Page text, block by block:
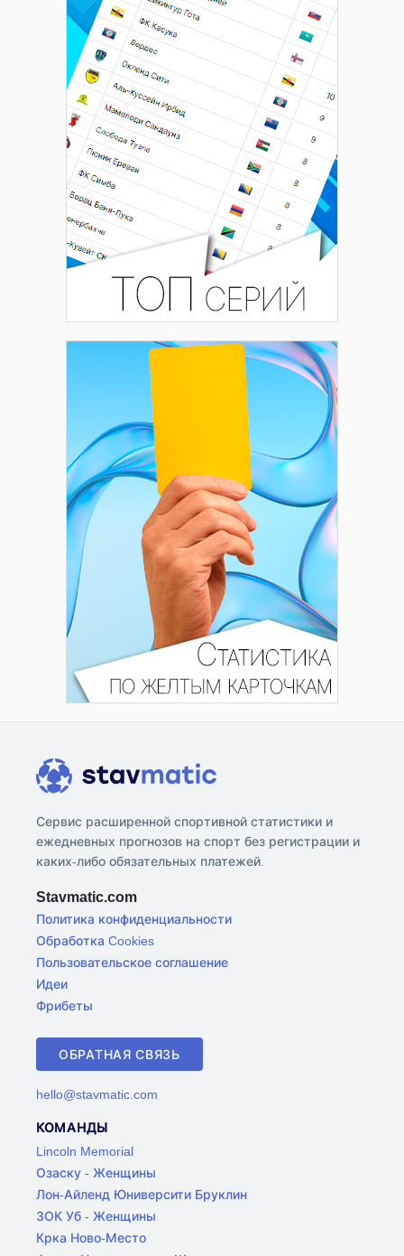
Сервис расширенной спортивной статистики и
ежедневных прогнозов на спорт без регистрации и
каких-либо обязательных платежей.
Stavmatic.com
Политика конфиденциальности
Обработка Cookies
Пользовательское соглашение
Идеи
Фрибеты
ОБРАТНАЯ СВЯЗЬ
hello@stavmatic.com
КОМАНДЫ
Lincoln Memorial
Озаску - Женщины
Лон-Айленд Юниверсити Бруклин
ЗОК Уб - Женщины
Крка Ново-Место